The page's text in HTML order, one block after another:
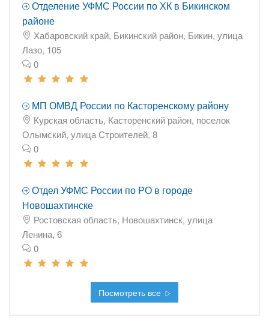
Отделение УФМС России по ХК в Бикинском
районе
Хабаровский край, Бикинский район, Бикин, улица
Лазо, 105
0
МП ОМВД России по Касторенскому району
Курская область, Касторенский район, поселок
Олымский, улица Строителей, 8
0
Отдел УФМС России по РО в городе
Новошахтинске
Ростовская область, Новошахтинск, улица
Ленина, 6
0
Посмотреть все